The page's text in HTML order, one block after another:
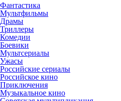
Фантастика
Мультфильмы
Драмы
Триллеры
Комедии
Боевики
Мультсериалы
Ужасы
Российские сериалы
Российское кино
Приключения
Музыкальное кино